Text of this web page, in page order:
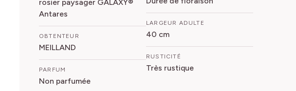
rosier paysager GALAXY®
Antares
OBTENTEUR
MEILLAND
PARFUM
Non parfumée
LARGEUR ADULTE
40 cm
RUSTICITÉ
Très rustique